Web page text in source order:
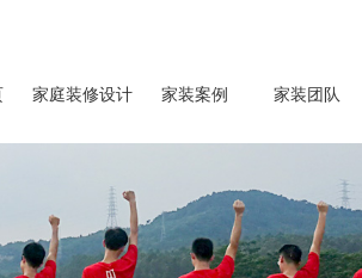
家庭装修设计 家装案例 家装团队